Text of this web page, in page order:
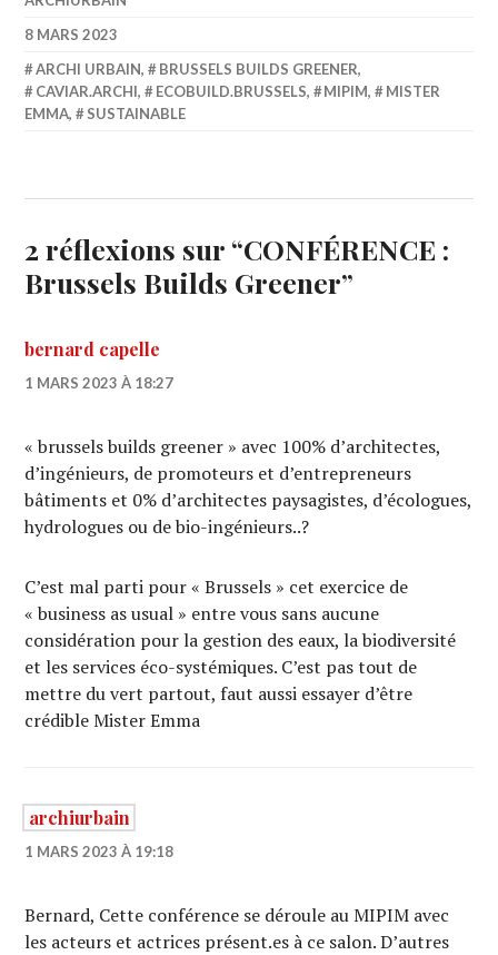
8 MARS 2023
ARCHI URBAIN, BRUSSELS BUILDS GREENER,
CAVIAR.ARCHI, ECOBUILD.BRUSSELS, MIPIM,
MISTER
EMMA, SUSTAINABLE
2 réflexions sur “CONFÉRENCE :
Brussels Builds Greener”
bernard capelle
1 MARS 2023 À 18:27
« brussels builds greener » avec 100% d’architectes,
d’ingénieurs, de promoteurs et d’entrepreneurs
bâtiments et 0% d’architectes paysagistes, d’écologues,
hydrologues ou de bio-ingénieurs..?
C’est mal parti pour « Brussels » cet exercice de
« business as usual » entre vous sans aucune
considération pour la gestion des eaux, la biodiversité
et les services éco-systémiques. C’est pas tout de
mettre du vert partout, faut aussi essayer d’être
crédible Mister Emma
archiurbain
1 MARS 2023 À 19:18
Bernard, Cette conférence se déroule au MIPIM avec
les acteurs et actrices présent.es à ce salon. D’autres